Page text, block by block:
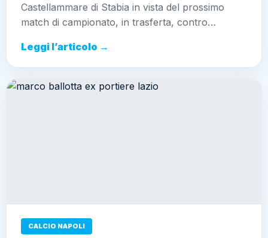
Castellammare di Stabia in vista del prossimo
match di campionato, in trasferta, contro…
Leggi l’articolo →
CALCIO NAPOLI